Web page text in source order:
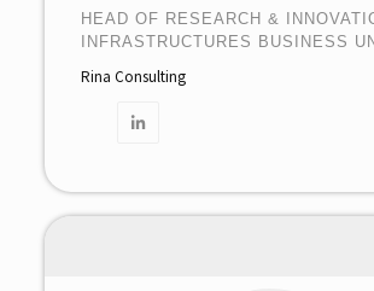
HEAD OF RESEARCH &
INFRASTRUCTURES BUSINESS
Rina Consulting